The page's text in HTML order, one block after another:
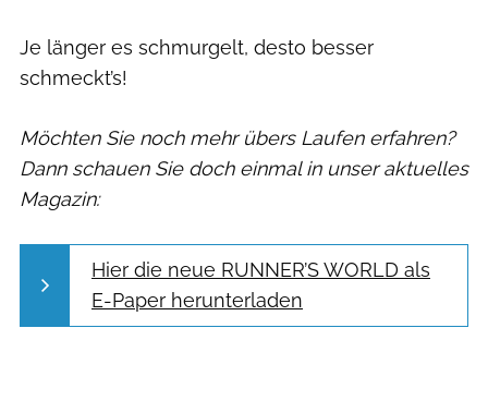
Je länger es schmurgelt, desto besser
schmeckt’s!
Möchten Sie noch mehr übers Laufen erfahren?
Dann schauen Sie doch einmal in unser aktuelles
Magazin:
Hier die neue RUNNER’S WORLD als
E-Paper herunterladen